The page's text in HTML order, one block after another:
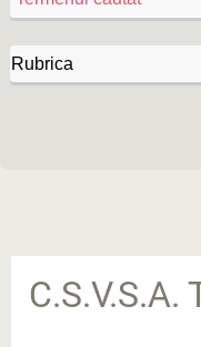
C.S.V.S.A.